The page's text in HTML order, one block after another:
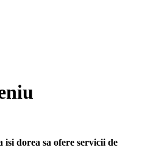
dorea sa ofere servicii de